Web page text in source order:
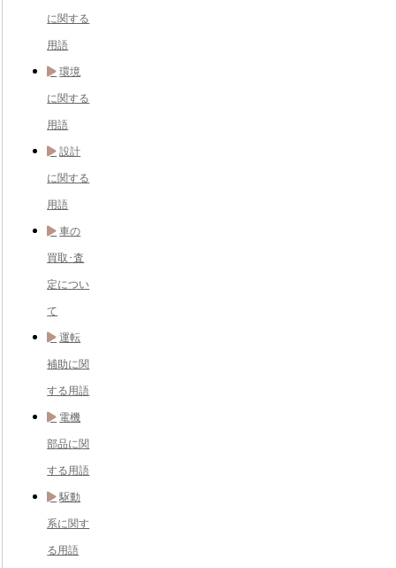
に関する
用語
環境
に関する
用語
設計
に関する
用語
車の
買取･査
定につい
て
運転
補助に関
する用語
電機
部品に関
する用語
駆動
系に関す
る用語